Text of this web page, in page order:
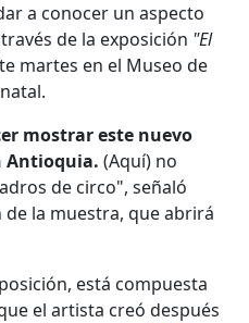
a conocer un aspecto
de la exposición "El
martes en el Museo de
mostrar este nuevo
Antioquia.(Aquí) no
de circo", señaló
la muestra, que abrirá
está compuesta
el artista creó después